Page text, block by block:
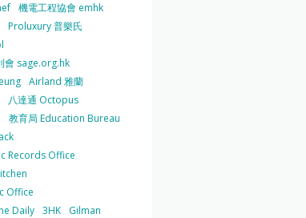
機電工程協會 emhk
Proluxury 普樂氏
會 sage.org.hk
Airland 雅蘭
八達通 Octopus
教育局 Education Bureau
Records Office
Office
Daily 3HK
Gilman